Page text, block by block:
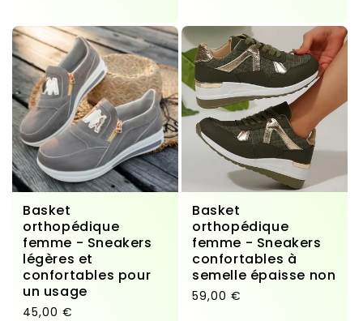
Basket
orthopédique
femme - Sneakers
légères et
confortables pour
un usage
Prix habituel
45,00 €
Basket
orthopédique
femme - Sneakers
confortables à
semelle épaisse non
Prix habituel
59,00 €